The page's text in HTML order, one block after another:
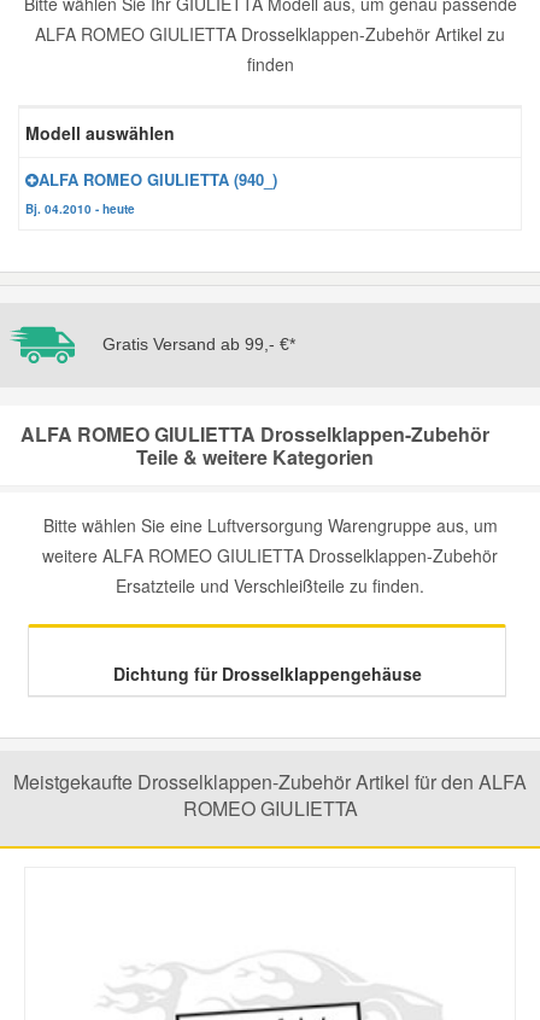
ALFA ROMEO GIULIETTA Drosselklappen-Zubehör Artikel zu
finden
Modell auswählen
ALFA ROMEO GIULIETTA (940_)
Bj. 04.2010 - heute
Gratis Versand ab 99,- €*
ALFA ROMEO GIULIETTA Drosselklappen-Zubehör
Teile & weitere Kategorien
Bitte wählen Sie eine Luftversorgung Warengruppe aus, um
weitere ALFA ROMEO GIULIETTA Drosselklappen-Zubehör
Ersatzteile und Verschleißteile zu finden.
Dichtung für Drosselklappengehäuse
Meistgekaufte Drosselklappen-Zubehör Artikel für den ALFA
ROMEO GIULIETTA
Reparatur-Zubehör
Schlüsselgehäuse
Winter-Autozubehör
Daewoo Ersatzteile
Dodge Ersatzteile
Kia Ersatzteile
Lancia Ersatzteile
Mazda Ersatzteile
Mercedes Ersatzteile
Mitsubishi Ersatzteile
Seat Ersatzteile